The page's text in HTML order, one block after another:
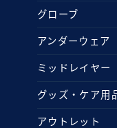
グローブ
アンダーウェア
ミッドレイヤー
グッズ・ケア用
アウトレット